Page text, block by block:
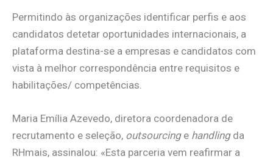
Permitindo às organizações identificar perfis e aos
candidatos detetar oportunidades internacionais, a
plataforma destina-se a empresas e candidatos com
vista à melhor correspondência entre requisitos e
habilitações/ competências.
Maria Emília Azevedo, diretora coordenadora de
recrutamento e seleção, outsourcinge handlingda
RHmais, assinalou: «Esta parceria vem reafirmar a